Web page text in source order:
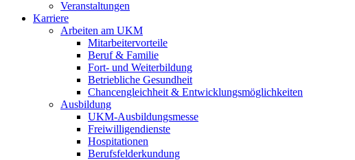
Veranstaltungen
Karriere
Arbeiten am UKM
Mitarbeitervorteile
Beruf & Familie
Fort- und Weiterbildung
Betriebliche Gesundheit
Chancengleichheit & Entwicklungsmöglichkeiten
Ausbildung
UKM-Ausbildungsmesse
Freiwilligendienste
Hospitationen
Berufsfelderkundung